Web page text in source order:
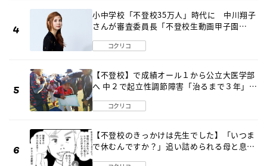
小中学校「不登校35万人」時代に 中川翔子
さんが審査委員長「不登校生動画甲子園
コクリコ
【不登校】で成績オール１から公立大医学部
へ 中２で起立性調節障害「治るまで３年」の
コクリコ
【不登校のきっかけは先生でした】「いつま
で休むんですか？」追い詰められる母と息子